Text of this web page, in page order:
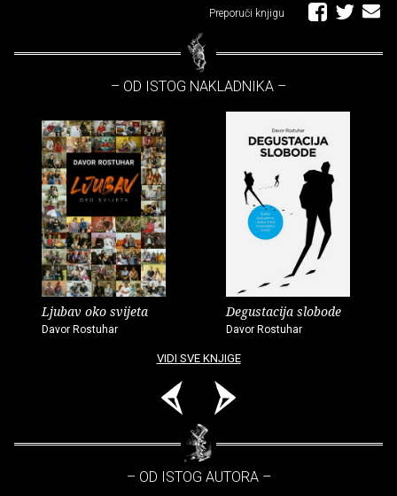
Preporuči knjigu
– OD ISTOG NAKLADNIKA –
Ljubav oko svijeta
Davor Rostuhar
Degustacija slobode
Davor Rostuhar
VIDI SVE KNJIGE
– OD ISTOG AUTORA –